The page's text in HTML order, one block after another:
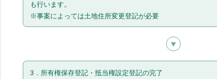
も行います。
※事案によっては土地住所変更登記が必要
3．所有権保存登記・抵当権設定登記の完了